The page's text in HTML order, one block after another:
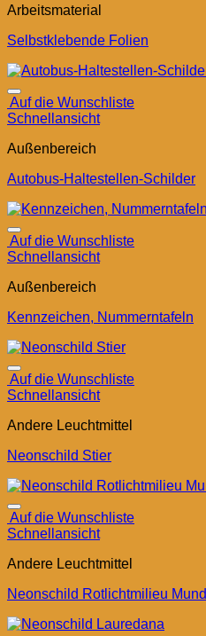
Arbeitsmaterial
Selbstklebende Folien
Auf die Wunschliste
Schnellansicht
Außenbereich
Autobus-Haltestellen-Schilder
Auf die Wunschliste
Schnellansicht
Außenbereich
Kennzeichen, Nummerntafeln
Auf die Wunschliste
Schnellansicht
Andere Leuchtmittel
Neonschild Stier
Auf die Wunschliste
Schnellansicht
Andere Leuchtmittel
Neonschild Rotlichtmilieu Mund